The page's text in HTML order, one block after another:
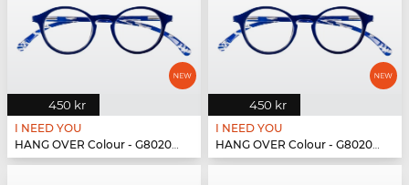
450 kr
I NEED YOU
HANG OVER Colour - G80200 blau
450 kr
I NEED YOU
HANG OVER Colour - G80200 blau